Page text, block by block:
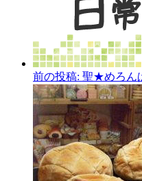
前の投稿: 聖★めろん